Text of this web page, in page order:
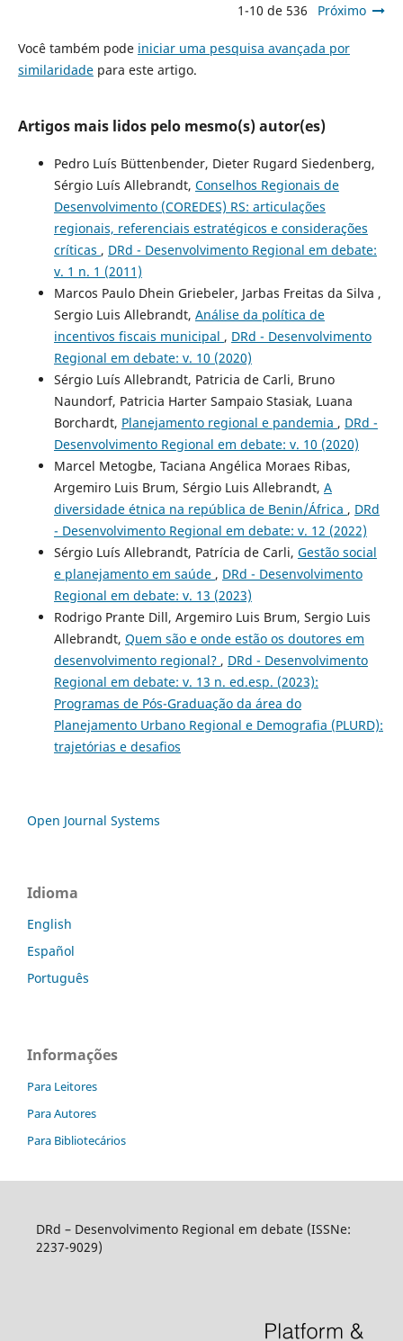
1-10 de 536 Próximo
Você também pode iniciar uma pesquisa avançada por
similaridadepara este artigo.
Artigos mais lidos pelo mesmo(s) autor(es)
Pedro Luís Büttenbender, Dieter Rugard Siedenberg,
Sérgio Luís Allebrandt, Conselhos Regionais de
Desenvolvimento (COREDES) RS: articulações
regionais, referenciais estratégicos e considerações
críticas , DRd - Desenvolvimento Regional em debate:
v. 1 n. 1 (2011)
Marcos Paulo Dhein Griebeler, Jarbas Freitas da Silva ,
Sergio Luis Allebrandt, Análise da política de
incentivos fiscais municipal , DRd - Desenvolvimento
Regional em debate: v. 10 (2020)
Sérgio Luís Allebrandt, Patricia de Carli, Bruno
Naundorf, Patricia Harter Sampaio Stasiak, Luana
Borchardt, Planejamento regional e pandemia , DRd -
Desenvolvimento Regional em debate: v. 10 (2020)
Marcel Metogbe, Taciana Angélica Moraes Ribas,
Argemiro Luis Brum, Sérgio Luis Allebrandt, A
diversidade étnica na república de Benin/África , DRd
- Desenvolvimento Regional em debate: v. 12 (2022)
Sérgio Luís Allebrandt, Patrícia de Carli, Gestão social
e planejamento em saúde , DRd - Desenvolvimento
Regional em debate: v. 13 (2023)
Rodrigo Prante Dill, Argemiro Luis Brum, Sergio Luis
Allebrandt, Quem são e onde estão os doutores em
desenvolvimento regional? , DRd - Desenvolvimento
Regional em debate: v. 13 n. ed.esp. (2023):
Programas de Pós-Graduação da área do
Planejamento Urbano Regional e Demografia (PLURD):
trajetórias e desafios
Open Journal Systems
Idioma
English
Español
Português
Informações
Para Leitores
Para Autores
Para Bibliotecários
DRd – Desenvolvimento Regional em debate (ISSNe:
2237-9029)